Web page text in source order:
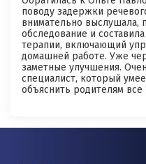
поводу задержки
внимательно выслушала,
обследование и
терапии, включающий
домашней работе. Уже
заметные улучшения.
специалист, который
объяснить родителям